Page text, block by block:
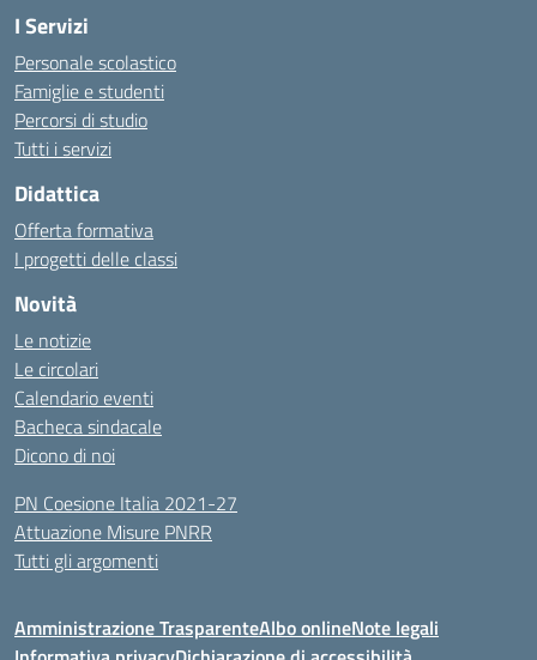
I Servizi
Personale scolastico
Famiglie e studenti
Percorsi di studio
Tutti i servizi
Didattica
Offerta formativa
I progetti delle classi
Novità
Le notizie
Le circolari
Calendario eventi
Bacheca sindacale
Dicono di noi
PN Coesione Italia 2021-27
Attuazione Misure PNRR
Tutti gli argomenti
Amministrazione TrasparenteAlbo onlineNote legali